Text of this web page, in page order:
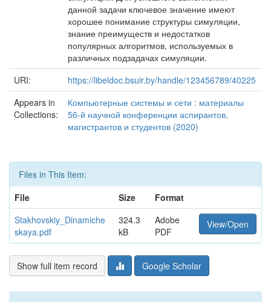
данной задачи ключевое значение имеют
хорошее понимание структуры симуляции,
знание преимуществ и недостатков
популярных алгоритмов, используемых в
различных подзадачах симуляции.
URI:
https://libeldoc.bsuir.by/handle/123456789/40225
Appears in
Collections:
Компьютерные системы и сети : материалы
56-й научной конференции аспирантов,
магистрантов и студентов (2020)
Files in This Item:
File
Size
Format
Stakhovskiy_Dinamiche
skaya.pdf
324.3
kB
Adobe
PDF
View/Open
Show full item record Google Scholar